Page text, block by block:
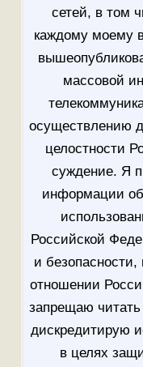
сетей, в том
каждому моему
массовой
осуществлению
целостности
суждение. Я
информации
Российской
и безопасности,
отношении
запрещаю читать
дискредитирую
в целях